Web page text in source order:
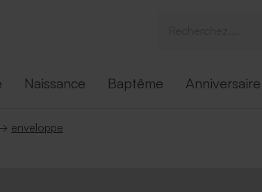
Naissance Baptême Anniversaire
enveloppe